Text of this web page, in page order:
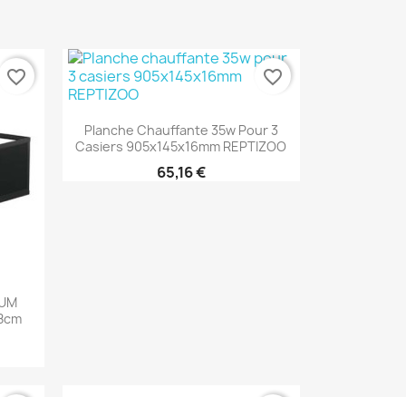
favorite_border
Aperçu rapide
Planche Chauffante 35w Pour 3
Casiers 905x145x16mm REPTIZOO
65,16 €
favorite_border